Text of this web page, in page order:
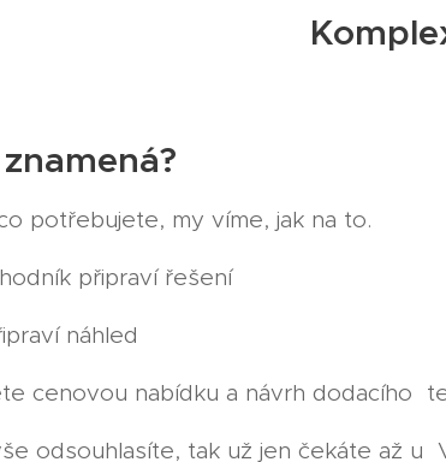
potřebujete, my víme, jak na to.
připraví řešení
náhled
cenovou nabídku a návrh dodacího
odsouhlasíte, tak už jen čekáte až u